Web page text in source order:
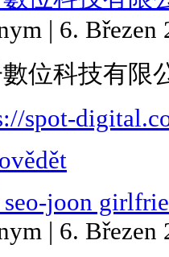
| 6. Březen
位科技有限
spot-
joon
| 6. Březen